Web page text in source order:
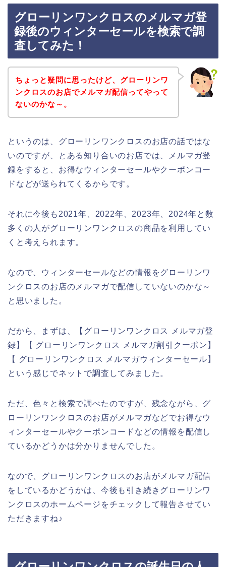
グローリンワンクロスのメルマガ登
録後のウィンターセールを検索で調
査してみた！
ちょっと疑問に思ったけど、グローリンワ
ンクロスのお店でメルマガ配信ってやって
ないのかな～。
というのは、グローリンワンクロスのお店の話ではな
いのですが、とある知り合いのお店では、メルマガ登
録をすると、お得なウィンターセールやクーポンコー
ドなどが送られてくるからです。
それに今後も2021年、2022年、2023年、2024年と数
多くの人がグローリンワンクロスの商品を利用してい
くと考えられます。
なので、ウィンターセールなどの情報をグローリンワ
ンクロスのお店のメルマガで配信していないのかな～
と思いました。
だから、まずは、【グローリンワンクロス メルマガ登
録】【 グローリンワンクロス メルマガ割引クーポン】
【 グローリンワンクロス メルマガウィンターセール】
という感じでネットで調査してみました。
ただ、色々と検索で調べたのですが、残念ながら、グ
ローリンワンクロスのお店がメルマガなどでお得なウ
ィンターセールやクーポンコードなどの情報を配信し
ているかどうかは分かりませんでした。
なので、グローリンワンクロスのお店がメルマガ配信
をしているかどうかは、今後も引き続きグローリンワ
ンクロスのホームページをチェックして報告させてい
ただきますね♪